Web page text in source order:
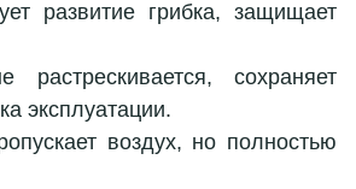
развитие грибка, защищает
сохраняет
эксплуатации.
воздух, но полностью